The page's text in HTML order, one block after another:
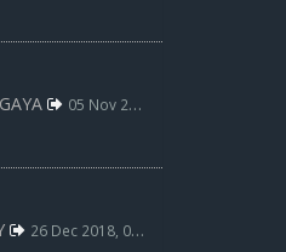
05 Nov 2019, 11:22
26 Dec 2018, 09:54